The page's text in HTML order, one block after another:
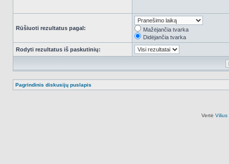
Rūšiuoti rezultatus pagal:
Mažėjančia tvarka
Didėjančia tvarka
Rodyti rezultatus iš paskutinių:
Pagrindinis diskusijų puslapis
Vertė Vilius